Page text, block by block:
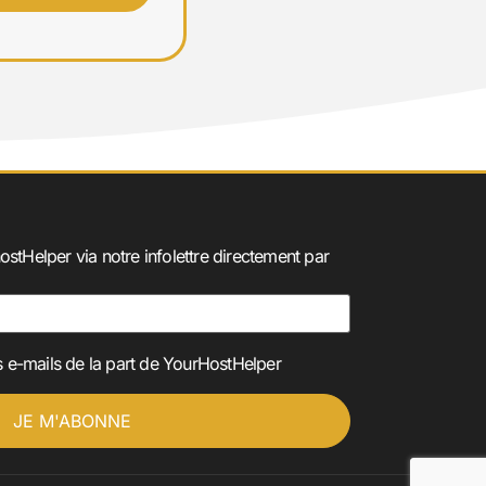
via notre infolettre directement par
e-mails de la part de YourHostHelper